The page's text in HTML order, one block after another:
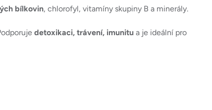
bílkovin, chlorofyl, vitamíny skupiny B a minerály.
detoxikaci, trávení, imunitu a je ideální pro